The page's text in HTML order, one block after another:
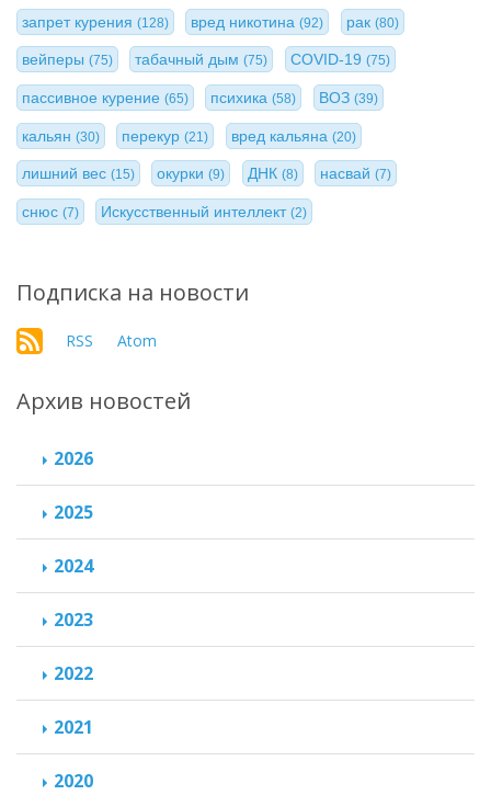
запрет курения (128) вред никотина(92) рак (80)
вейперы (75) табачный дым(75) COVID-19 (75)
пассивное курение (65) психика(58) ВОЗ (39)
кальян (30) перекур(21) вред кальяна (20)
лишний вес (15) окурки(9) ДНК (8) насвай(7)
снюс (7) Искусственный интеллект(2)
Подписка на новости
RSS Atom
Архив новостей
2026
2025
2024
2023
2022
2021
2020